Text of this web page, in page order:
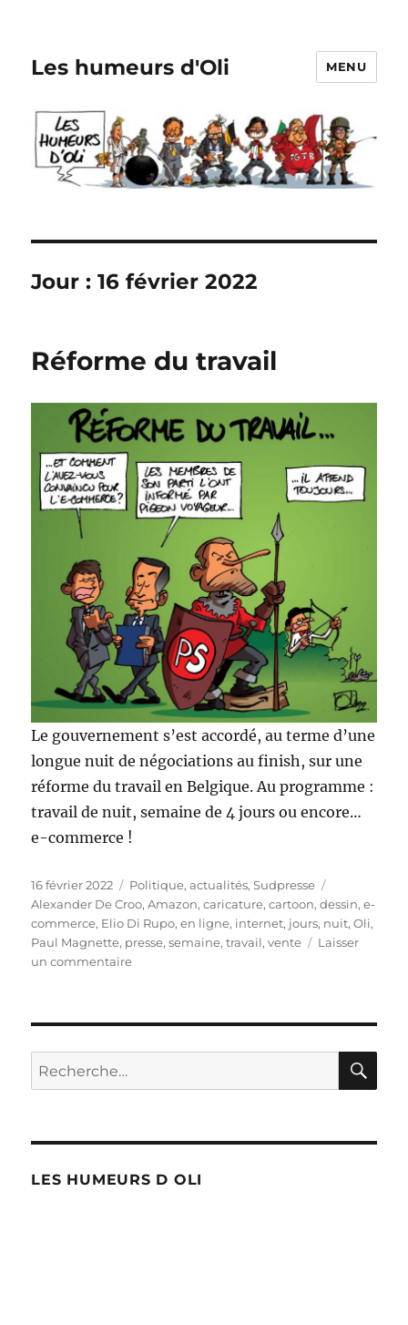
Les humeurs d'Oli MENU
Jour :16 février 2022
Réforme du travail
Le gouvernement s’est accordé, au terme d’une
longue nuit de négociations au finish, sur une
réforme du travail en Belgique. Au programme :
travail de nuit, semaine de 4 jours ou encore…
e-commerce !
Publié
le
16 février 2022 Catégories
Politique, actualités,Sudpresse
Alexander De Croo,Amazon,caricature,cartoon,dessin,e-
commerce, Elio Di Rupo,en ligne, internet, jours, nuit,Oli,
Paul Magnette, presse,semaine,travail,vente
Laisser
un commentairesur
Recherche
pour :
LES HUMEURS D OLI